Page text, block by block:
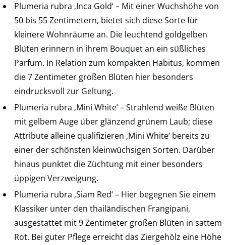
Plumeria rubra ‚Inca Gold‘ – Mit einer Wuchshöhe von
50 bis 55 Zentimetern, bietet sich diese Sorte für
kleinere Wohnräume an. Die leuchtend goldgelben
Blüten erinnern in ihrem Bouquet an ein süßliches
Parfum. In Relation zum kompakten Habitus, kommen
die 7 Zentimeter großen Blüten hier besonders
eindrucksvoll zur Geltung.
Plumeria rubra ‚Mini White‘ – Strahlend weiße Blüten
mit gelbem Auge über glänzend grünem Laub; diese
Attribute alleine qualifizieren ‚Mini White‘ bereits zu
einer der schönsten kleinwüchsigen Sorten. Darüber
hinaus punktet die Züchtung mit einer besonders
üppigen Verzweigung.
Plumeria rubra ‚Siam Red‘ – Hier begegnen Sie einem
Klassiker unter den thailändischen Frangipani,
ausgestattet mit 9 Zentimeter großen Blüten in sattem
Rot. Bei guter Pflege erreicht das Ziergehölz eine Höhe